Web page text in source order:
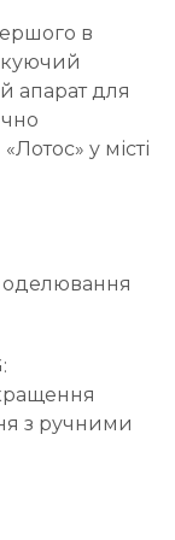
в
апарат для
у місті
з ручними